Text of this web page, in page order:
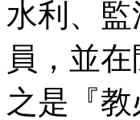
水利、
員，並
之是『